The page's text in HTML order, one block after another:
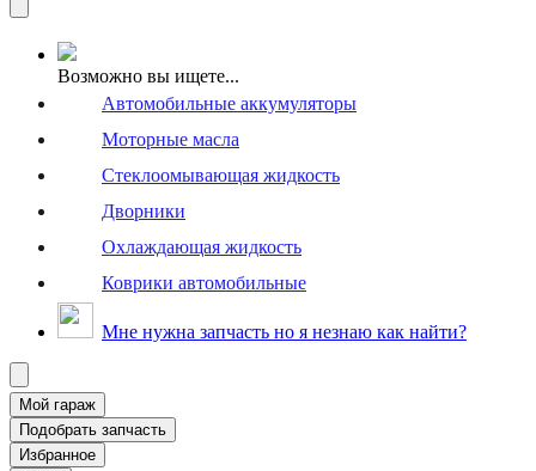
Возможно вы ищете...
Автомобильные аккумуляторы
Моторные масла
Стеклоомывающая жидкость
Дворники
Охлаждающая жидкость
Коврики автомобильные
Мне нужна запчасть но я незнаю как найти?